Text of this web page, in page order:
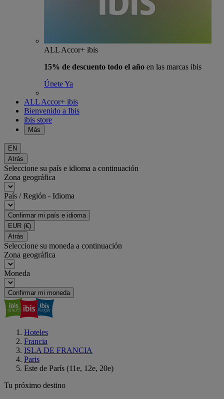
ALL Accor+ ibis
15% de descuento todo el año en las marcas ibis
Únete Ya
ALL Accor+ ibis
Bienvenido a Ibis
ibis store
Más
EN
Atrás
Seleccione su país e idioma a continuación
Zona geográfica
País / Región - Idioma
Confirmar mi país e idioma
EUR (€)
Atrás
Seleccione su moneda a continuación
Zona geográfica
Moneda
Confirmar mi moneda
Hoteles
Francia
ISLA DE FRANCIA
Paris
Este de París (11e, 12e, 20e)
Tu próximo destino